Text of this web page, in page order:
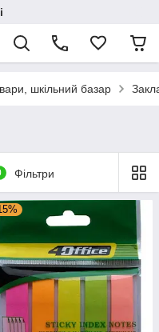
шкільний базар
Фільтри